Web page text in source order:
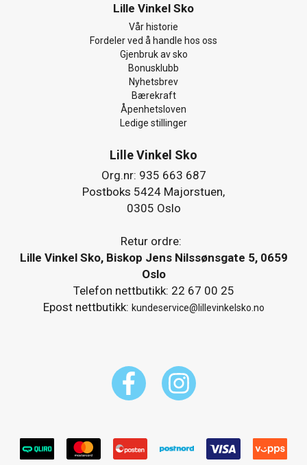
Lille Vinkel Sko
Vår historie
Fordeler ved å handle hos oss
Gjenbruk av sko
Bonusklubb
Nyhetsbrev
Bærekraft
Åpenhetsloven
Ledige stillinger
Lille Vinkel Sko
Org.nr: 935 663 687
Postboks 5424 Majorstuen,
0305 Oslo
Retur ordre:
Lille Vinkel Sko, Biskop Jens Nilssønsgate 5, 0659
Oslo
Telefon nettbutikk: 22 67 00 25
Epost nettbutikk: kundeservice@lillevinkelsko.no